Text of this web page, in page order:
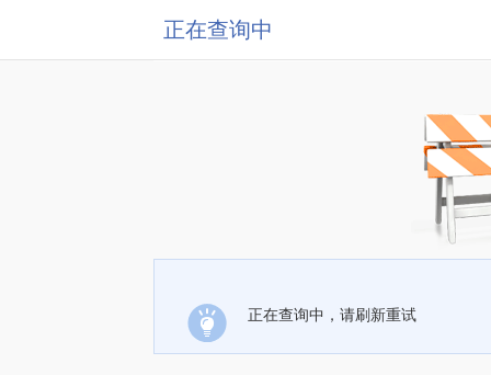
正在查询中
正在查询中，请刷新重试